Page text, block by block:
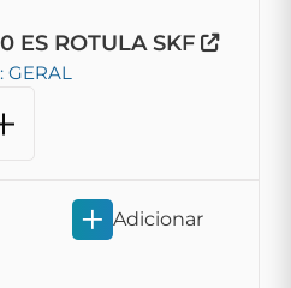
ES ROTULA SKF
GERAL
Adicionar